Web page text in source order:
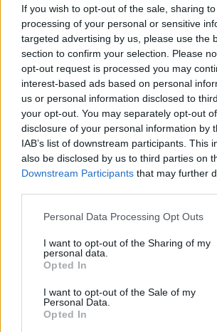
If you wish to opt-out of the sale, sharing
processing of your personal or sensitive
targeted advertising by us, please use the
section to confirm your selection. Please
opt-out request is processed you may
interest-based ads based on personal
us or personal information disclosed to
your opt-out. You may separately opt-out
disclosure of your personal information by
IAB’s list of downstream participants. This
also be disclosed by us to third parties on
Downstream Participants that may further
Please note that this website/app uses one
not limited to your visit or usage behaviour.
grant or deny consent to Google and its
use your data for below specified purposes
consent section.
Personal Data Processing Opt Outs
I want to opt-out of the Sharing of my
personal data.
Opted In
I want to opt-out of the Sale of my
Personal Data.
Opted In
válaszol